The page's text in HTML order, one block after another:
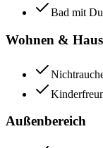
Bad mit
Wohnen &
Außenbereich